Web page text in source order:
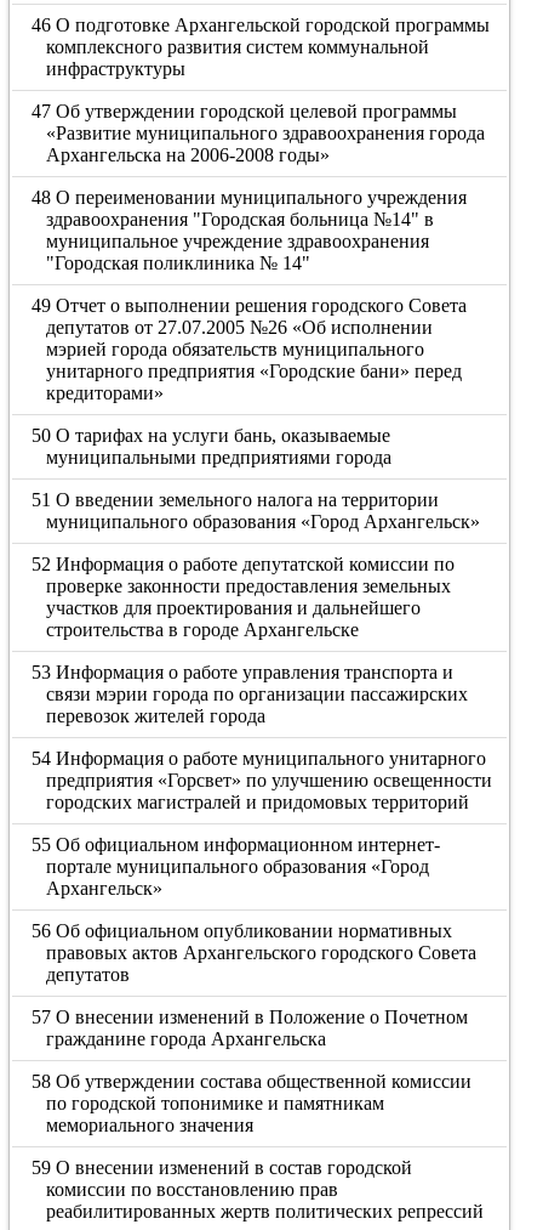
46 О подготовке Архангельской городской программы
комплексного развития систем коммунальной
инфраструктуры
47 Об утверждении городской целевой программы
«Развитие муниципального здравоохранения города
Архангельска на 2006-2008 годы»
48 О переименовании муниципального учреждения
здравоохранения "Городская больница №14" в
муниципальное учреждение здравоохранения
"Городская поликлиника № 14"
49 Отчет о выполнении решения городского Совета
депутатов от 27.07.2005 №26 «Об исполнении
мэрией города обязательств муниципального
унитарного предприятия «Городские бани» перед
кредиторами»
50 О тарифах на услуги бань, оказываемые
муниципальными предприятиями города
51 О введении земельного налога на территории
муниципального образования «Город Архангельск»
52 Информация о работе депутатской комиссии по
проверке законности предоставления земельных
участков для проектирования и дальнейшего
строительства в городе Архангельске
53 Информация о работе управления транспорта и
связи мэрии города по организации пассажирских
перевозок жителей города
54 Информация о работе муниципального унитарного
предприятия «Горсвет» по улучшению освещенности
городских магистралей и придомовых территорий
55 Об официальном информационном интернет-
портале муниципального образования «Город
Архангельск»
56 Об официальном опубликовании нормативных
правовых актов Архангельского городского Совета
депутатов
57 О внесении изменений в Положение о Почетном
гражданине города Архангельска
58 Об утверждении состава общественной комиссии
по городской топонимике и памятникам
мемориального значения
59 О внесении изменений в состав городской
комиссии по восстановлению прав
реабилитированных жертв политических репрессий